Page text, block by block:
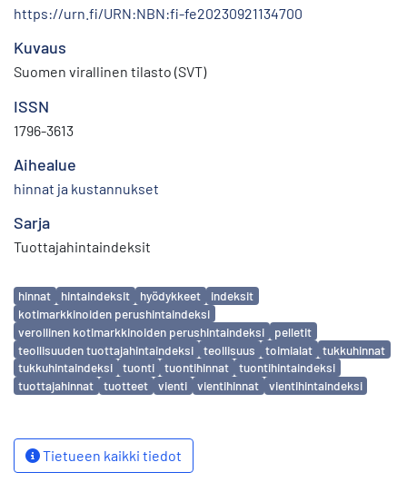
https://urn.fi/URN:NBN:fi-fe20230921134700
Kuvaus
Suomen virallinen tilasto (SVT)
ISSN
1796-3613
Aihealue
hinnat ja kustannukset
Sarja
Tuottajahintaindeksit
Avainsanat
hinnat hintaindeksit hyödykkeet
indeksit
kotimarkkinoiden perushintaindeksi
verollinen kotimarkkinoiden perushintaindeksi
pelletit
teollisuuden tuottajahintaindeksi
teollisuus toimialat
tukkuhinnat
tukkuhintaindeksi
tuonti tuontihinnat
tuontihintaindeksi
tuottajahinnat
tuotteet vienti vientihinnat vientihintaindeksi
Tietueen kaikki tiedot